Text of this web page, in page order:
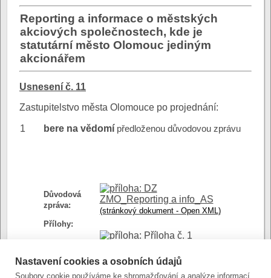
Reporting a informace o městských
akciových společnostech, kde je
statutární město Olomouc jediným
akcionářem
Usnesení č. 11
Zastupitelstvo města Olomouce po projednání:
1 bere na vědomí předloženou důvodovou zprávu
Důvodová
zpráva:
DZ
ZMO_Reporting a info_AS
(stránkový dokument - Open XML)
Přílohy:
Příloha č. 1
přiloha č. 2 -
Informace o mestskych
Nastavení cookies a osobních údajů
Soubory cookie používáme ke shromažďování a analýze informací